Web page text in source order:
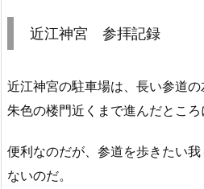
近江神宮 参拝記録
近江神宮の駐車場は、長い参道
朱色の楼門近くまで進んだところ
便利なのだが、参道を歩きたい
ないのだ。